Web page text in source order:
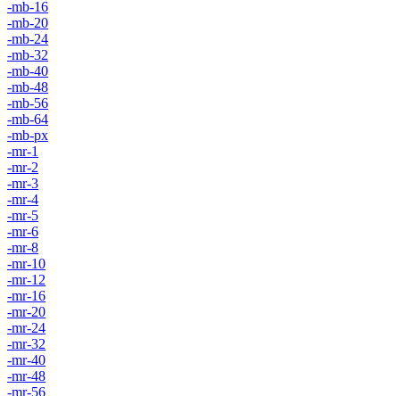
-mb-16
-mb-20
-mb-24
-mb-32
-mb-40
-mb-48
-mb-56
-mb-64
-mb-px
-mr-1
-mr-2
-mr-3
-mr-4
-mr-5
-mr-6
-mr-8
-mr-10
-mr-12
-mr-16
-mr-20
-mr-24
-mr-32
-mr-40
-mr-48
-mr-56